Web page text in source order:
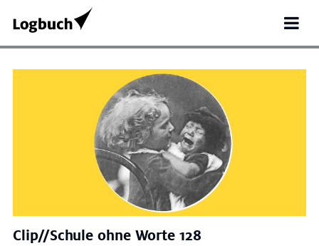
Clip//Schule ohne Worte 128